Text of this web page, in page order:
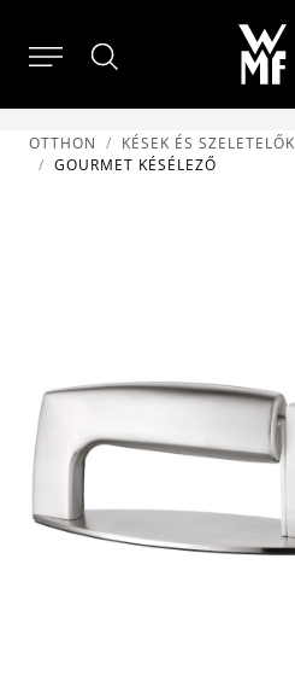
OTTHON KÉSEK ÉS SZELETELŐK
GOURMET KÉSÉLEZŐ